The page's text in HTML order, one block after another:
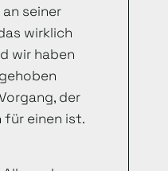
seiner
wirklich
wir haben
der
einen ist.